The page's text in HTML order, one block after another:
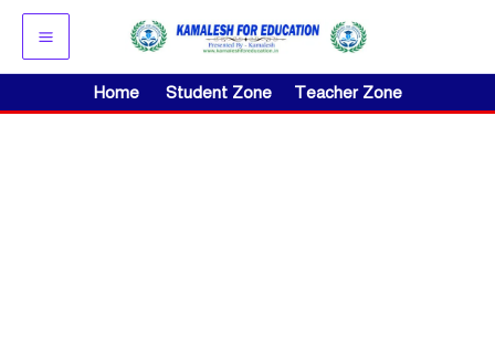
Skip
content
Home Student Zone Teacher Zone